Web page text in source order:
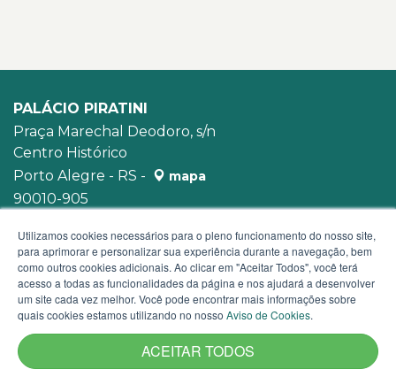
PALÁCIO PIRATINI
Praça Marechal Deodoro, s/n
Centro Histórico
Porto Alegre - RS -
mapa
90010-905
Utilizamos cookies necessários para o pleno funcionamento do nosso site,
para aprimorar e personalizar sua experiência durante a navegação, bem
como outros cookies adicionais. Ao clicar em "Aceitar Todos", você terá
acesso a todas as funcionalidades da página e nos ajudará a desenvolver
um site cada vez melhor. Você pode encontrar mais informações sobre
quais cookies estamos utilizando no nosso Aviso de Cookies.
ACEITAR TODOS